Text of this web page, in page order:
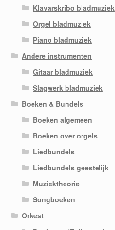
Klavarskribo bladmuziek
Orgel bladmuziek
Piano bladmuziek
Andere instrumenten
Gitaar bladmuziek
Slagwerk bladmuziek
Boeken & Bundels
Boeken algemeen
Boeken over orgels
Liedbundels
Liedbundels geestelijk
Muziektheorie
Songboeken
Orkest